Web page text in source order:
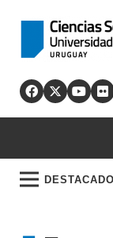
DESTACADO